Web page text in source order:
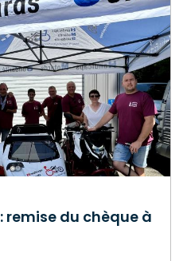
du chèque à